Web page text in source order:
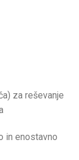
za reševanje
in enostavno